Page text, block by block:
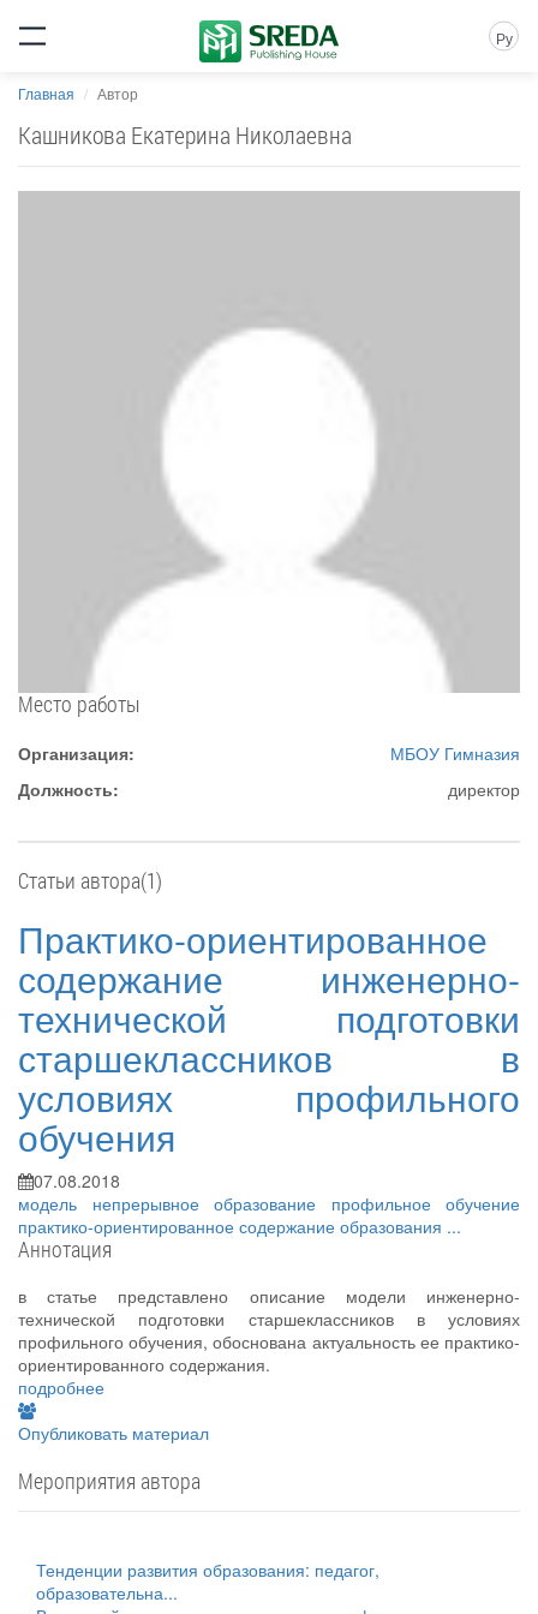
Ру
Главная Автор
Кашникова Екатерина Николаевна
Место работы
Организация:
МБОУ Гимназия
Должность:
директор
Статьи автора(1)
Практико-ориентированное
содержание инженерно-
технической подготовки
старшеклассников в
условиях профильного
обучения
07.08.2018
модель непрерывное образование профильное обучение
практико-ориентированное содержание образования ...
Аннотация
в статье представлено описание модели инженерно-
технической подготовки старшеклассников в условиях
профильного обучения, обоснована актуальность ее практико-
ориентированного содержания.
подробнее
Опубликовать материал
Мероприятия автора
Тенденции развития образования: педагог,
образовательна...